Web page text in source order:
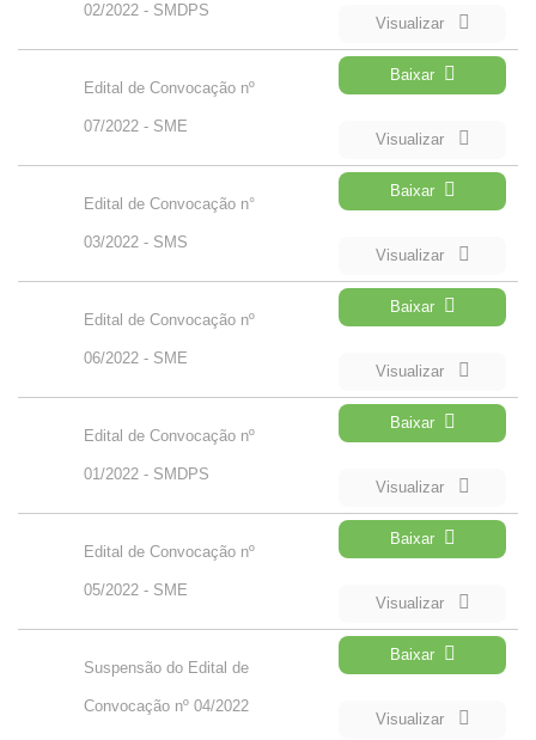
02/2022 - SMDPS
Visualizar
Edital de Convocação nº
07/2022 - SME
Baixar
Visualizar
Edital de Convocação n°
03/2022 - SMS
Baixar
Visualizar
Edital de Convocação nº
06/2022 - SME
Baixar
Visualizar
Edital de Convocação nº
01/2022 - SMDPS
Baixar
Visualizar
Edital de Convocação nº
05/2022 - SME
Baixar
Visualizar
Suspensão do Edital de
Convocação nº 04/2022
Baixar
Visualizar